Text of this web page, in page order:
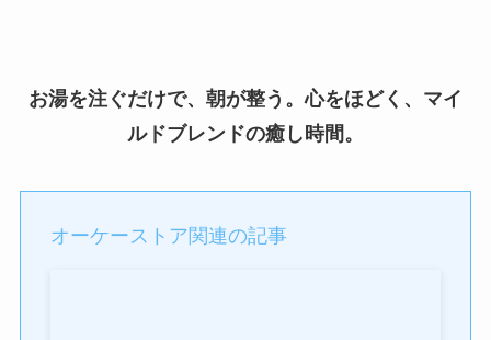
お湯を注ぐだけで、朝が整う。心をほどく、マイ
ルドブレンドの癒し時間。
オーケーストア関連の記事